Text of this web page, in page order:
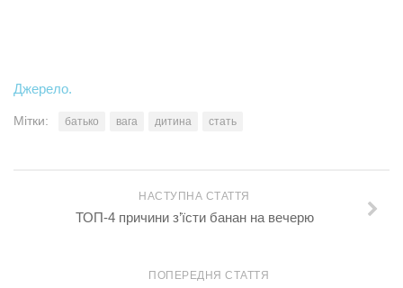
Джерело.
Мітки: батько вага дитина стать
НАСТУПНА СТАТТЯ
ТОП-4 причини з’їсти банан на вечерю
ПОПЕРЕДНЯ СТАТТЯ